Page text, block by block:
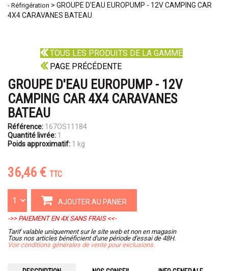
- Réfrigération > GROUPE D'EAU EUROPUMP - 12V CAMPING CAR
4X4 CARAVANES BATEAU
TOUS LES PRODUITS DE LA GAMME
PAGE PRÉCÉDENTE
GROUPE D'EAU EUROPUMP - 12V
CAMPING CAR 4X4 CARAVANES
BATEAU
Référence: 167OS11184
Quantité livrée: 1
Poids approximatif: 1 kg
36,46 € TTC
AJOUTER AU PANIER
->> PAIEMENT EN 4X SANS FRAIS <<-
Tarif valable uniquement sur le site web et non en magasin
Tous nos articles bénéficient d'une période d'essai de 48H.
Voir conditions générales de vente pour exclusions.